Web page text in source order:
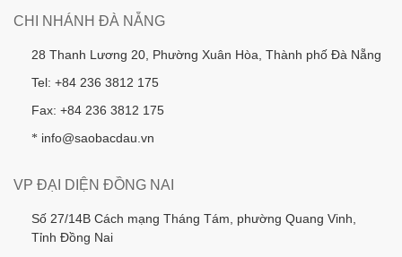
CHI NHÁNH ĐÀ NẴNG
28 Thanh Lương 20, Phường Xuân Hòa, Thành phố Đà Nẵng
Tel: +84 236 3812 175
Fax: +84 236 3812 175
* info@saobacdau.vn
VP ĐẠI DIỆN ĐỒNG NAI
Số 27/14B Cách mạng Tháng Tám, phường Quang Vinh,
Tỉnh Đồng Nai